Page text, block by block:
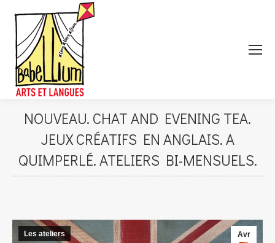
NOUVEAU. CHAT AND EVENING TEA.
JEUX CRÉATIFS EN ANGLAIS. A
QUIMPERLÉ. ATELIERS BI-MENSUELS.
Avr
Les ateliers